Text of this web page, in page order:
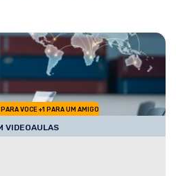
VOCE +1 PARA UM AMIGO
VIDEOAULAS